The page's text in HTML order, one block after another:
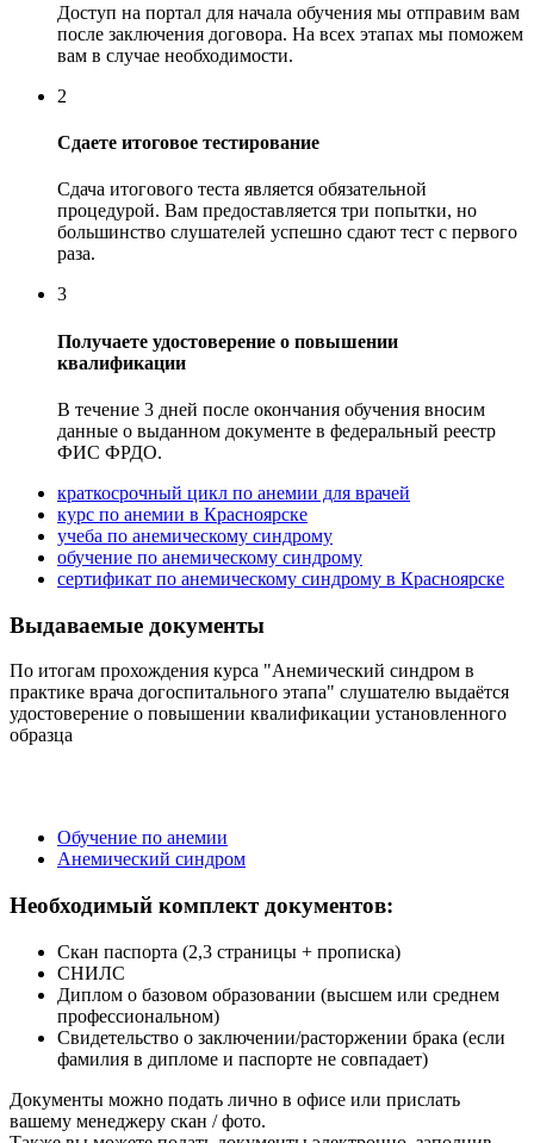
Доступ на портал для начала обучения мы отправим вам
после заключения договора. На всех этапах мы поможем
вам в случае необходимости.
2
Сдаете итоговое тестирование
Сдача итогового теста является обязательной
процедурой. Вам предоставляется три попытки, но
большинство слушателей успешно сдают тест с первого
раза.
3
Получаете удостоверение о повышении
квалификации
В течение 3 дней после окончания обучения вносим
данные о выданном документе в федеральный реестр
ФИС ФРДО.
краткосрочный цикл по анемии для врачей
курс по анемии в Красноярске
учеба по анемическому синдрому
обучение по анемическому синдрому
сертификат по анемическому синдрому в Красноярске
Выдаваемые документы
По итогам прохождения курса "Анемический синдром в
практике врача догоспитального этапа" слушателю выдаётся
удостоверение о повышении квалификации установленного
образца
Обучение по анемии
Анемический синдром
Необходимый комплект документов:
Скан паспорта (2,3 страницы + прописка)
СНИЛС
Диплом о базовом образовании (высшем или среднем
профессиональном)
Свидетельство о заключении/расторжении брака (если
фамилия в дипломе и паспорте не совпадает)
Документы можно подать лично в офисе или прислать
вашему менеджеру скан / фото.